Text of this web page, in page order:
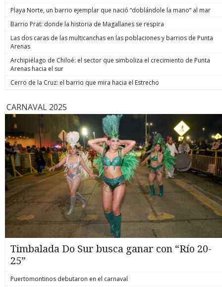
Playa Norte, un barrio ejemplar que nació “doblándole la mano” al mar
Barrio Prat: donde la historia de Magallanes se respira
Las dos caras de las multicanchas en las poblaciones y barrios de Punta
Arenas
Archipiélago de Chiloé: el sector que simboliza el crecimiento de Punta
Arenas hacia el sur
Cerro de la Cruz: el barrio que mira hacia el Estrecho
CARNAVAL 2025
Timbalada Do Sur busca ganar con “Río 20-
25”
Puertomontinos debutaron en el carnaval